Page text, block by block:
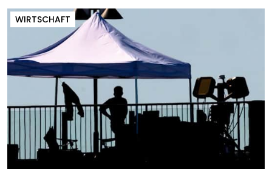
WIRTSCHAFT